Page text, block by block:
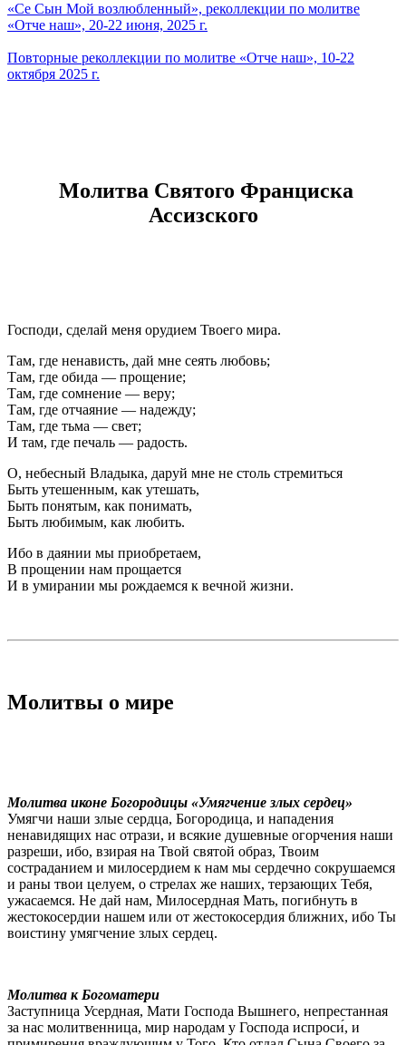
«Се Сын Мой возлюбленный», реколлекции по молитве
«Отче наш», 20-22 июня, 2025 г.
Повторные реколлекции по молитве «Отче наш», 10-22
октября 2025 г.
Молитва Святого Франциска
Ассизского
Господи, сделай меня орудием Твоего мира.
Там, где ненависть, дай мне сеять любовь;
Там, где обида — прощение;
Там, где сомнение — веру;
Там, где отчаяние — надежду;
Там, где тьма — свет;
И там, где печаль — радость.
О, небесный Владыка, даруй мне не столь стремиться
Быть утешенным, как утешать,
Быть понятым, как понимать,
Быть любимым, как любить.
Ибо в даянии мы приобретаем,
В прощении нам прощается
И в умирании мы рождаемся к вечной жизни.
Молитвы о мире
Молитва иконе Богородицы «Умягчение злых сердец»
Умягчи наши злые сердца, Богородица, и нападения
ненавидящих нас отрази, и всякие душевные огорчения наши
разреши, ибо, взирая на Твой святой образ, Твоим
состраданием и милосердием к нам мы сердечно сокрушаемся
и раны твои целуем, о стрелах же наших, терзающих Тебя,
ужасаемся. Не дай нам, Милосердная Мать, погибнуть в
жестокосердии нашем или от жестокосердия ближних, ибо Ты
воистину умягчение злых сердец.
Молитва к Богоматери
Заступница Усердная, Мати Господа Вышнего, непрестанная
за нас молитвенница, мир народам у Господа испроси́, и